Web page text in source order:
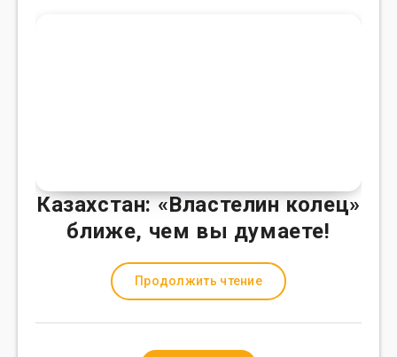
Казахстан: «Властелин колец»
ближе, чем вы думаете!
Продолжить чтение